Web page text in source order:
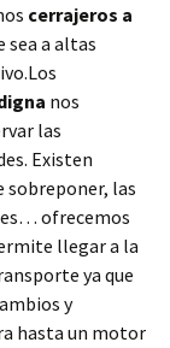
cerrajeros a
sea a altas
nos
las
Existen
sobreponer, las
ofrecemos
llegar a la
ya que
y
hasta un motor